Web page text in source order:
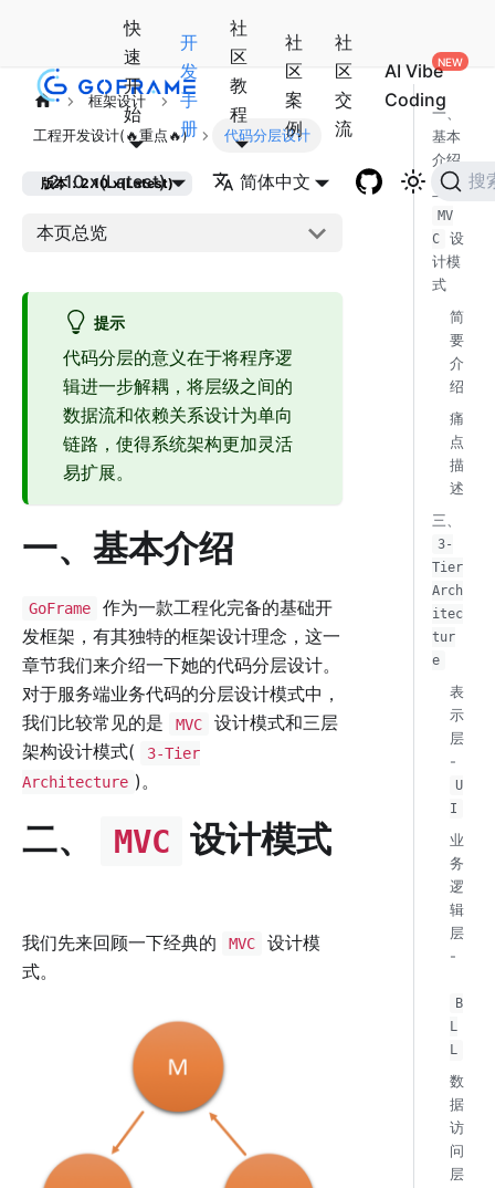
快
速
开
始
开
发
手
册
社
区
教
程
社
区
案
例
社
区
交
流
AI Vibe
Coding
2.10.x(Latest) 简体中文 搜
框架设计
工程开发设计(🔥重点🔥) 代码分层设计
版本：2.10.x(Latest)
本页总览
提示
代码分层的意义在于将程序逻
辑进一步解耦，将层级之间的
数据流和依赖关系设计为单向
链路，使得系统架构更加灵活
易扩展。
一、基本介绍
GoFrame
作为一款工程化完备的基础开
发框架，有其独特的框架设计理念，这一
章节我们来介绍一下她的代码分层设计。
对于服务端业务代码的分层设计模式中，
我们比较常见的是
MVC
设计模式和三层
架构设计模式(
3-Tier
Architecture )。
二、 MVC 设计模式
我们先来回顾一下经典的 MVC
设计模
式。
一、
基本
介绍
二、
MV
C
设
计模
式
简
要
介
绍
痛
点
描
述
三、
3-
Tier
Arch
itec
tur
e
表
示
层
-
U
I
业
务
逻
辑
层
-
B
L
L
数
据
访
问
层